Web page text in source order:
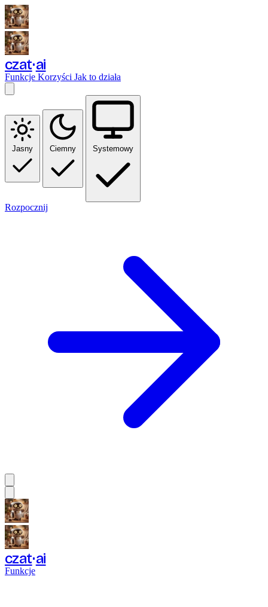
czat ai
Funkcje Korzyści Jak to działa
Jasny Ciemny Systemowy
Rozpocznij
czat ai
Funkcje